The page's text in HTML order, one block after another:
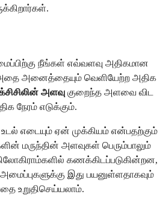
நீங்கள் எவ்வளவு அதிகமான
அனைத்தையும் வெளியேற்ற அதிக
அளவு குறைந்த அளவை விட
நேரம் எடுக்கும்.
எடையும் ஏன் முக்கியம் என்பதற்கும்
மருந்தின் அளவுகள் பெரும்பாலும்
கணக்கிடப்படுகின்றன,
இது பயனுள்ளதாகவும்
உறுதிசெய்யலாம்.